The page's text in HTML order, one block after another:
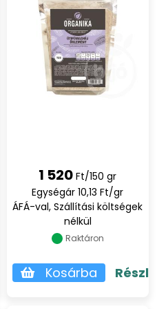
1 520 Ft/150 gr
Egységár 10,13 Ft/gr
ÁFÁ-val, Szállítási költségek
nélkül
Raktáron
Kosárba